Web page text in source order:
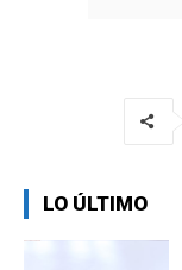
LO ÚLTIMO